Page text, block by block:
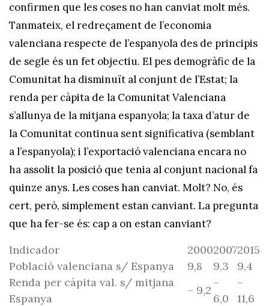
confirmen que les coses no han canviat molt més.
Tanmateix, el redreçament de l’economia
valenciana respecte de l’espanyola des de principis
de segle és un fet objectiu. El pes demogràfic de la
Comunitat ha disminuït al conjunt de l’Estat; la
renda per càpita de la Comunitat Valenciana
s’allunya de la mitjana espanyola; la taxa d’atur de
la Comunitat continua sent significativa (semblant
a l’espanyola); i l’exportació valenciana encara no
ha assolit la posició que tenia al conjunt nacional fa
quinze anys. Les coses han canviat. Molt? No, és
cert, però, simplement estan canviant. La pregunta
que ha fer-se és: cap a on estan canviant?
Indicador 200020072015
Població valenciana s/ Espanya
9,8 9,3
9,4
Renda per càpita val. s/ mitjana
Espanya
– 9,2
–
6,0
–
11,6